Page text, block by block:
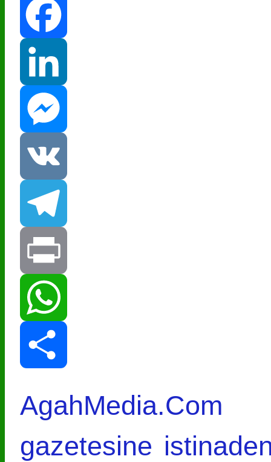
Facebook
LinkedIn
Messenger
VK
Telegram
Print
WhatsApp
Share
gazetesine